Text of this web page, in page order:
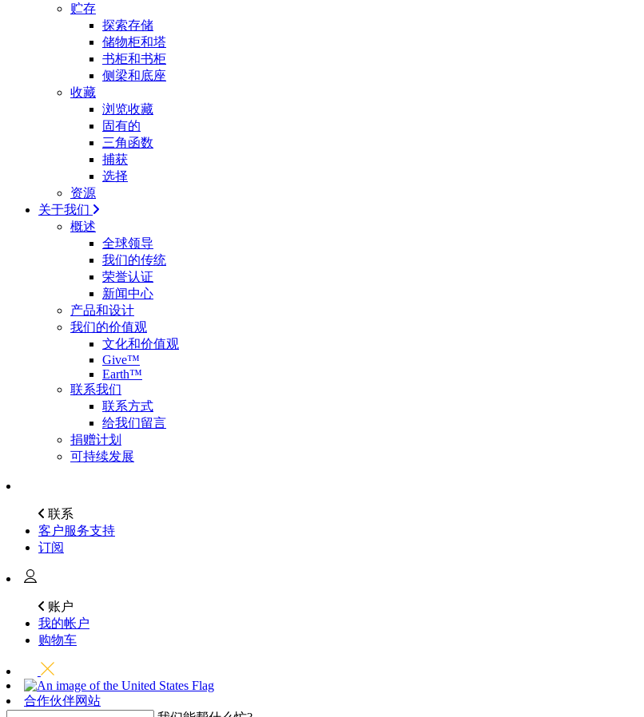
贮存
探索存储
储物柜和塔
书柜和书柜
侧梁和底座
收藏
浏览收藏
固有的
三角函数
捕获
选择
资源
关于我们
概述
全球领导
我们的传统
荣誉认证
新闻中心
产品和设计
我们的价值观
文化和价值观
Give™
Earth™
联系我们
联系方式
给我们留言
捐赠计划
可持续发展
联系
客户服务支持
订阅
账户
我的帐户
购物车
合作伙伴网站